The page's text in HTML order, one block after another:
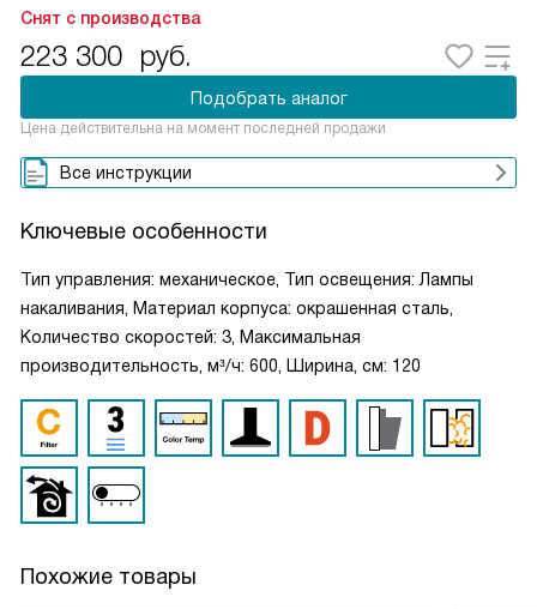
Снят с производства
223 300 руб.
Подобрать аналог
Цена действительна на момент последней продажи
Все инструкции
Ключевые особенности
Тип управления: механическое, Тип освещения: Лампы
накаливания, Материал корпуса: окрашенная сталь,
Количество скоростей: 3, Максимальная
производительность, м³/ч: 600, Ширина, см: 120
Похожие товары